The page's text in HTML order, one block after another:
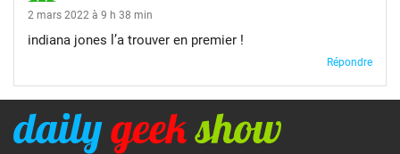
2 mars 2022 à 9 h 38 min
indiana jones l’a trouver en premier !
Répondre